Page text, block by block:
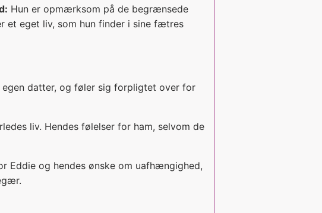
Hun er opmærksom på de begrænsede
et eget liv, som hun finder i sine fætres
egen datter, og føler sig forpligtet over for
liv. Hendes følelser for ham, selvom de
Eddie og hendes ønske om uafhængighed,